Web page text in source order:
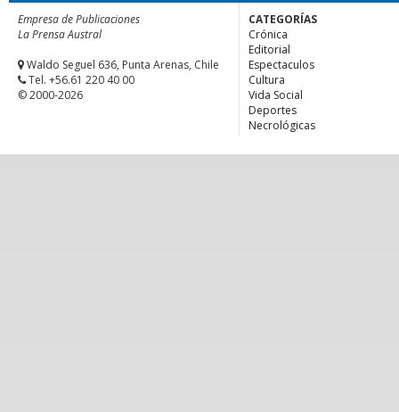
Empresa de Publicaciones
La Prensa Austral
Waldo Seguel 636, Punta Arenas, Chile
Tel. +56.61 220 40 00
© 2000-2026
CATEGORÍAS
Crónica
Editorial
Espectaculos
Cultura
Vida Social
Deportes
Necrológicas